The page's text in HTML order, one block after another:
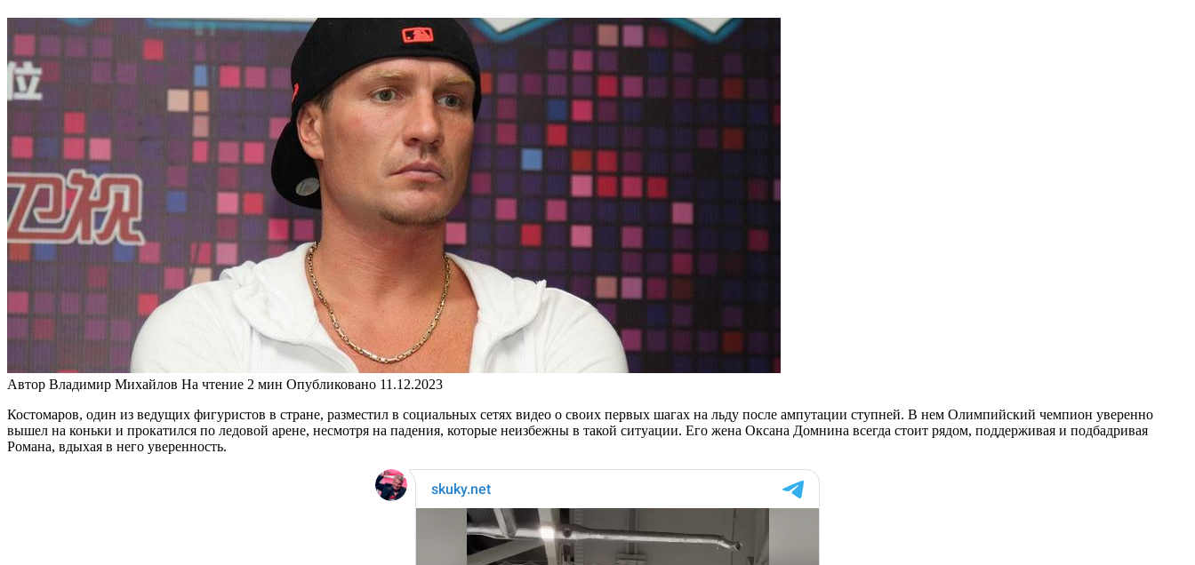
Автор Владимир Михайлов На чтение 2 мин Опубликовано 11.12.2023
Костомаров, один из ведущих фигуристов в стране, разместил в социальных сетях видео о своих первых шагах на льду после ампутации ступней. В нем Олимпийский чемпион уверенно
вышел на коньки и прокатился по ледовой арене, несмотря на падения, которые неизбежны в такой ситуации. Его жена Оксана Домнина всегда стоит рядом, поддерживая и подбадривая
Романа, вдыхая в него уверенность.